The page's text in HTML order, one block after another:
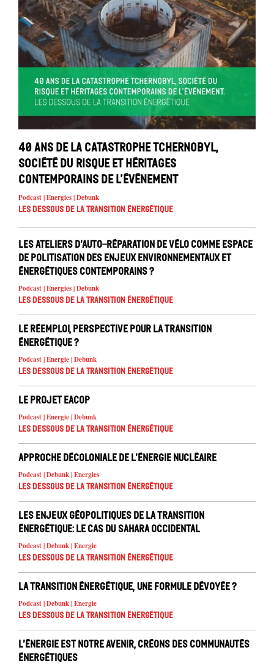
40 ans de la catastrophe Tchernobyl,
société du risque et héritages
contemporains de l’événement
Podcast | Energies | Debunk
Les dessous de la transition énergétique
Les ateliers d’auto-réparation de vélo comme espace
de politisation des enjeux environnementaux et
énergétiques contemporains ?
Podcast | Energies | Debunk
Les dessous de la transition énergétique
Le réemploi, perspective pour la transition
énergétique ?
Podcast | Energie | Debunk
Les dessous de la transition énergétique
Le projet EACOP
Podcast | Energie | Debunk
Les dessous de la transition énergétique
Approche décoloniale de l’énergie nucléaire
Podcast | Debunk | Energies
Les dessous de la transition énergétique
Les enjeux géopolitiques de la transition
énergétique: le cas du Sahara occidental
Podcast | Debunk | Energie
Les dessous de la transition énergétique
La transition énergétique, une formule dévoyée ?
Podcast | Debunk | Energie
Les dessous de la transition énergétique
L’énergie est notre avenir, créons des communautés
énergétiques